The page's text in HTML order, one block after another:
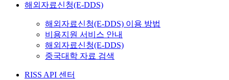
해외자료신청(E-DDS)
해외자료신청(E-DDS) 이용 방법
비용지원 서비스 안내
해외자료신청(E-DDS)
중국대학 자료 검색
RISS API 센터